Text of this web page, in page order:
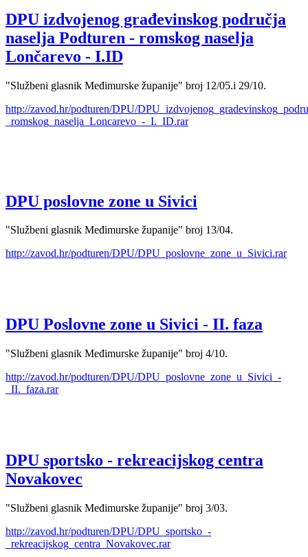
DPU izdvojenog građevinskog područja
naselja Podturen - romskog naselja
Lončarevo - I.ID
"Službeni glasnik Međimurske županije" broj 12/05.i 29/10.
http://zavod.hr/podturen/DPU/
_romskog_naselja_Loncarevo_-_I._ID.rar
DPU poslovne zone u Sivici
"Službeni glasnik Međimurske županije" broj 13/04.
http://zavod.hr/podturen/DPU/DPU_poslovne_zone_u_Sivici.rar
DPU Poslovne zone u Sivici - II. faza
"Službeni glasnik Međimurske županije" broj 4/10.
http://zavod.hr/podturen/DPU/DPU_poslovne_zone_u_Sivici_-
_II._faza.rar
DPU sportsko - rekreacijskog centra
Novakovec
"Službeni glasnik Međimurske županije" broj 3/03.
http://zavod.hr/podturen/DPU/DPU_sportsko_-
_rekreacijskog_centra_Novakovec.rar